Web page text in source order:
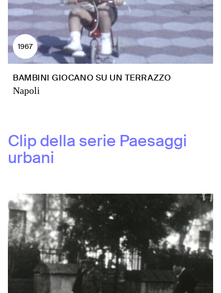
1967
BAMBINI GIOCANO SU UN TERRAZZO
Napoli
Clip della serie Paesaggi
urbani